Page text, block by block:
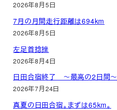
2026年8月5日
7月の月間走行距離は694km
2026年8月5日
左足首捻挫
2026年8月4日
日田合宿終了 ～最高の2日間～
2026年7月24日
真夏の日田合宿。まずは65km。